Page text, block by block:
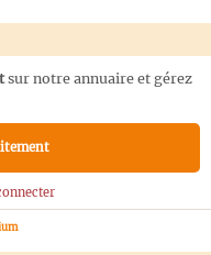
sur notre annuaire et gérez